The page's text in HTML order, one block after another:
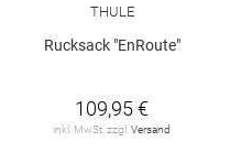
THULE
Rucksack "EnRoute"
109,95 €
inkl. MwSt. zzgl. Versand